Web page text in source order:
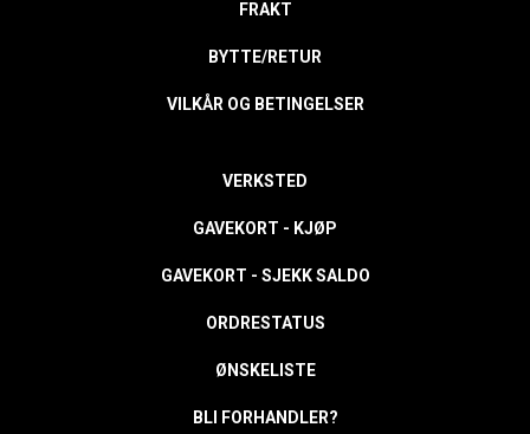
FRAKT
BYTTE/RETUR
VILKÅR OG BETINGELSER
VERKSTED
GAVEKORT - KJØP
GAVEKORT - SJEKK SALDO
ORDRESTATUS
ØNSKELISTE
BLI FORHANDLER?